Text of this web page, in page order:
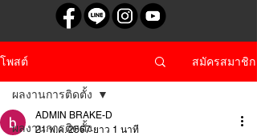
โพสต์ สมัครสมาชิก
ผลงานการติดตั้ง
ผลงานการติดตั้ง
ADMIN BRAKE-D
21 พ.ค. 2567 ยาว 1 นาที